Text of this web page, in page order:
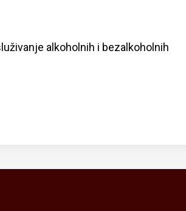
alkoholnih i bezalkoholnih